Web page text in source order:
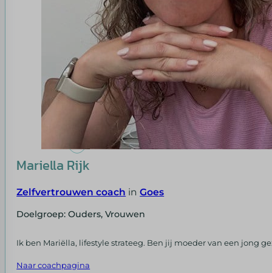
Mariella Rijk
Zelfvertrouwen coach inGoes
Doelgroep: Ouders, Vrouwen
Ik ben Mariëlla, lifestyle strateeg. Ben jij moeder van een jong
Naar coachpagina